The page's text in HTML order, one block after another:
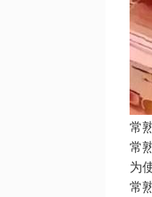
常
常
为
常